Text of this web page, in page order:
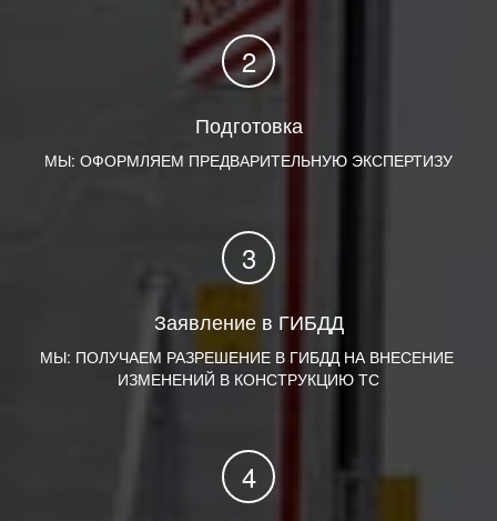
Подготовка
МЫ: ОФОРМЛЯЕМ ПРЕДВАРИТЕЛЬНУЮ ЭКСПЕРТИЗУ
Заявление в ГИБДД
МЫ: ПОЛУЧАЕМ РАЗРЕШЕНИЕ В ГИБДД НА ВНЕСЕНИЕ
ИЗМЕНЕНИЙ В КОНСТРУКЦИЮ ТС